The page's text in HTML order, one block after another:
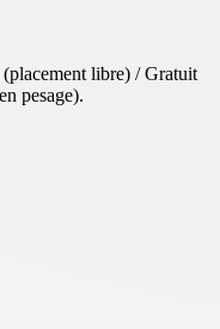
libre) / Gratuit
pesage).